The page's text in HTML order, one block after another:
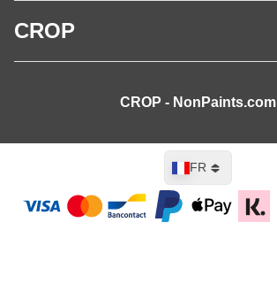
CROP
CROP - NonPaints.com
Langue
FR